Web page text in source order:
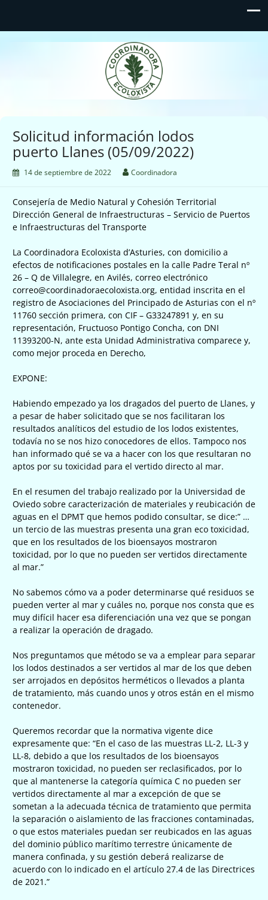
Coordinadora Ecoloxista
d'Asturies
Solicitud información lodos
puerto Llanes (05/09/2022)
14 de septiembre de 2022 Coordinadora
Consejería de Medio Natural y Cohesión Territorial
Dirección General de Infraestructuras – Servicio de Puertos
e Infraestructuras del Transporte
La Coordinadora Ecoloxista d’Asturies, con domicilio a
efectos de notificaciones postales en la calle Padre Teral nº
26 – Q de Villalegre, en Avilés, correo electrónico
correo@coordinadoraecoloxista.org, entidad inscrita en el
registro de Asociaciones del Principado de Asturias con el nº
11760 sección primera, con CIF – G33247891 y, en su
representación, Fructuoso Pontigo Concha, con DNI
11393200-N, ante esta Unidad Administrativa comparece y,
como mejor proceda en Derecho,
EXPONE:
Habiendo empezado ya los dragados del puerto de Llanes, y
a pesar de haber solicitado que se nos facilitaran los
resultados analíticos del estudio de los lodos existentes,
todavía no se nos hizo conocedores de ellos. Tampoco nos
han informado qué se va a hacer con los que resultaran no
aptos por su toxicidad para el vertido directo al mar.
En el resumen del trabajo realizado por la Universidad de
Oviedo sobre caracterización de materiales y reubicación de
aguas en el DPMT que hemos podido consultar, se dice:” …
un tercio de las muestras presenta una gran eco toxicidad,
que en los resultados de los bioensayos mostraron
toxicidad, por lo que no pueden ser vertidos directamente
al mar.”
No sabemos cómo va a poder determinarse qué residuos se
pueden verter al mar y cuáles no, porque nos consta que es
muy difícil hacer esa diferenciación una vez que se pongan
a realizar la operación de dragado.
Nos preguntamos que método se va a emplear para separar
los lodos destinados a ser vertidos al mar de los que deben
ser arrojados en depósitos herméticos o llevados a planta
de tratamiento, más cuando unos y otros están en el mismo
contenedor.
Queremos recordar que la normativa vigente dice
expresamente que: “En el caso de las muestras LL-2, LL-3 y
LL-8, debido a que los resultados de los bioensayos
mostraron toxicidad, no pueden ser reclasificados, por lo
que al mantenerse la categoría química C no pueden ser
vertidos directamente al mar a excepción de que se
sometan a la adecuada técnica de tratamiento que permita
la separación o aislamiento de las fracciones contaminadas,
o que estos materiales puedan ser reubicados en las aguas
del dominio público marítimo terrestre únicamente de
manera confinada, y su gestión deberá realizarse de
acuerdo con lo indicado en el artículo 27.4 de las Directrices
de 2021.”